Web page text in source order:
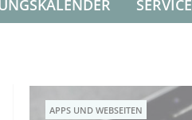
SERVICE
APPS UND WEBSEITEN